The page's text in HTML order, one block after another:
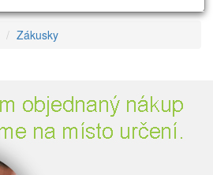
Zákusky